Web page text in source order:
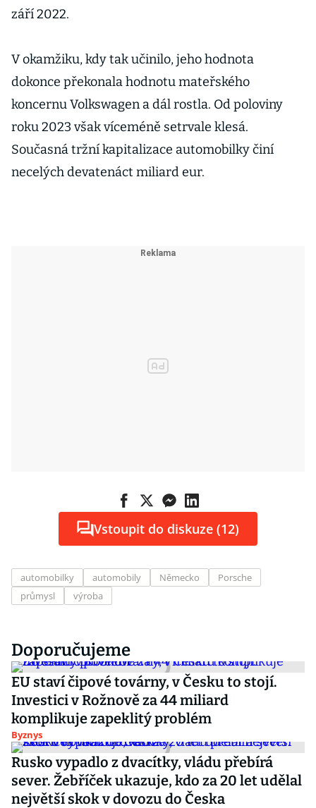
září 2022.
V okamžiku, kdy tak učinilo, jeho hodnota
dokonce překonala hodnotu mateřského
koncernu Volkswagen a dál rostla. Od poloviny
roku 2023 však víceméně setrvale klesá.
Současná tržní kapitalizace automobilky činí
necelých devatenáct miliard eur.
Vstoupit do diskuze (12)
automobilky automobily Německo
Porsche
průmysl
výroba
Doporučujeme
EU staví čipové továrny, v Česku to stojí.
Investici v Rožnově za 44 miliard
komplikuje zapeklitý problém
Byznys
Rusko vypadlo z dvacítky, vládu přebírá
sever. Žebříček ukazuje, kdo za 20 let udělal
největší skok v dovozu do Česka